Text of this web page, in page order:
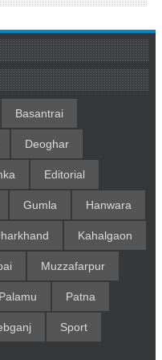
Basantrai
Deoghar
Editorial
Gumla Hanwara
Kahalgaon
Muzzafarpur
Palamu Patna
Sport